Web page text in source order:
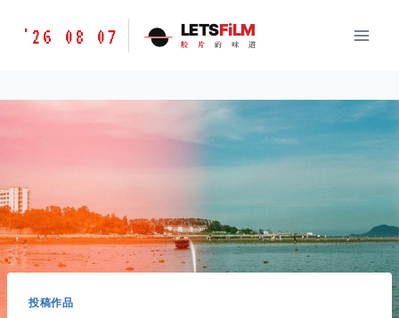
胶
味
'26 08 07 LETSFiLM
胶 片 的 味 道
投稿作品